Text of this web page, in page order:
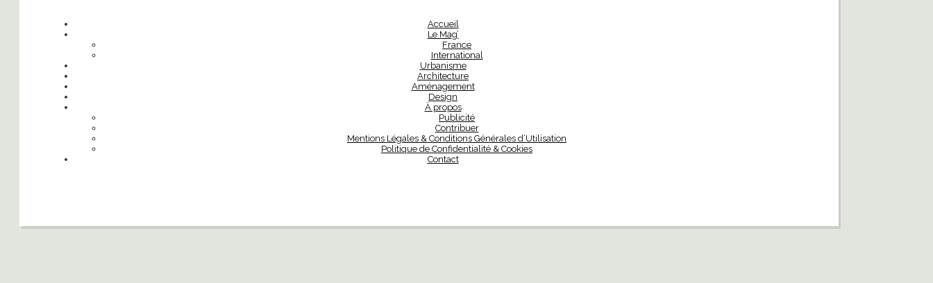
Accueil
Le Mag’
France
International
Urbanisme
Architecture
Aménagement
Design
À propos
Publicité
Contribuer
Mentions Légales & Conditions Générales d’Utilisation
Politique de Confidentialité & Cookies
Contact